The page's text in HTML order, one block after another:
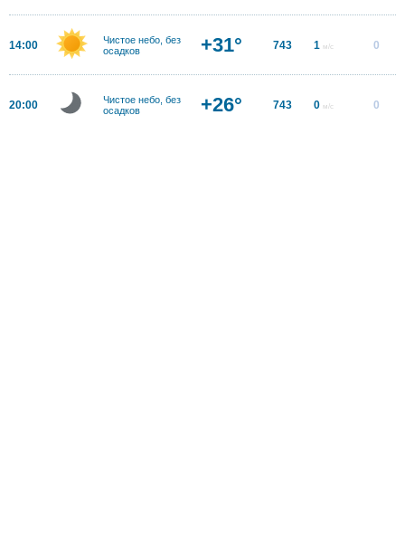
14:00
Чистое небо, без
осадков
+31° 743 1 м/с 0
20:00
Чистое небо, без
осадков
+26° 743 0 м/с 0